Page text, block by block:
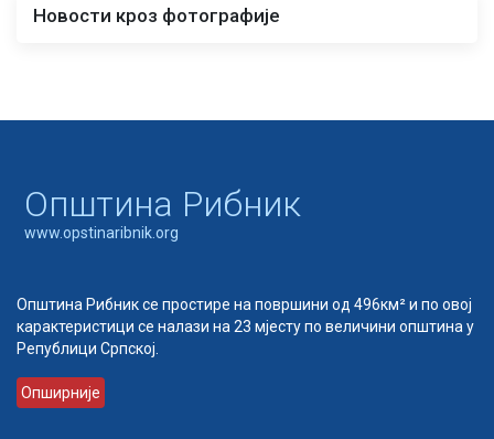
Новости кроз фотографије
Oпштина Рибник
www.opstinaribnik.org
Општина Рибник се простире на површини од 496км² и по овој
карактеристици се налази на 23 мјесту по величини општина у
Републици Српској.
Опширније